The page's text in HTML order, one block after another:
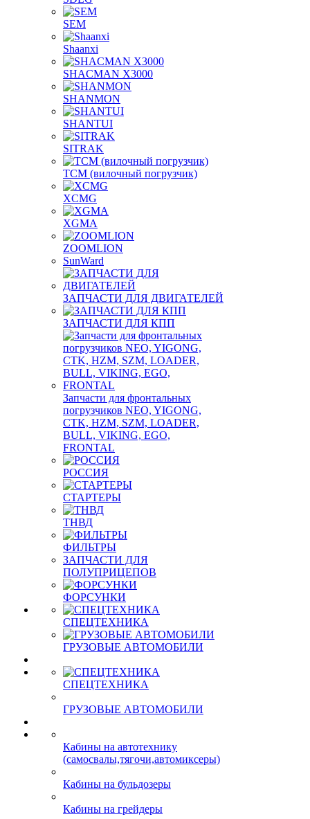
SEM
Shaanxi
SHACMAN X3000
SHANMON
SHANTUI
SITRAK
TCM (вилочный погрузчик)
XCMG
XGMA
ZOOMLION
SunWard
ЗАПЧАСТИ ДЛЯ ДВИГАТЕЛЕЙ
ЗАПЧАСТИ ДЛЯ КПП
Запчасти для фронтальных
погрузчиков NEO, YIGONG,
CTK, HZM, SZM, LOADER,
BULL, VIKING, EGO,
FRONTAL
РОССИЯ
СТАРТЕРЫ
ТНВД
ФИЛЬТРЫ
ЗАПЧАСТИ ДЛЯ
ПОЛУПРИЦЕПОВ
ФОРСУНКИ
СПЕЦТЕХНИКА
ГРУЗОВЫЕ АВТОМОБИЛИ
СПЕЦТЕХНИКА
ГРУЗОВЫЕ АВТОМОБИЛИ
Кабины на автотехнику